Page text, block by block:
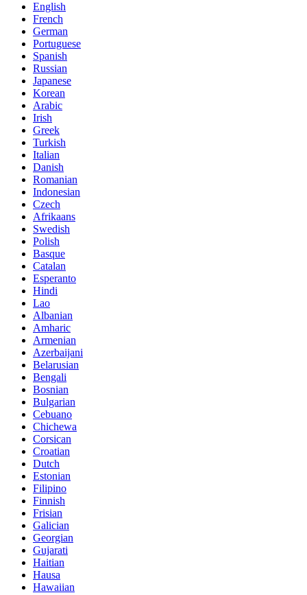
English
French
German
Portuguese
Spanish
Russian
Japanese
Korean
Arabic
Irish
Greek
Turkish
Italian
Danish
Romanian
Indonesian
Czech
Afrikaans
Swedish
Polish
Basque
Catalan
Esperanto
Hindi
Lao
Albanian
Amharic
Armenian
Azerbaijani
Belarusian
Bengali
Bosnian
Bulgarian
Cebuano
Chichewa
Corsican
Croatian
Dutch
Estonian
Filipino
Finnish
Frisian
Galician
Georgian
Gujarati
Haitian
Hausa
Hawaiian